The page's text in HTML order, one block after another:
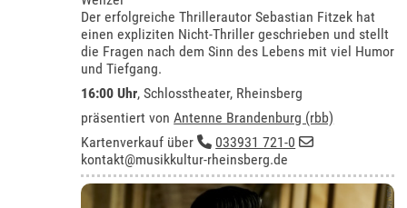
Der erfolgreiche Thrillerautor Sebastian Fitzek hat
einen expliziten Nicht-Thriller geschrieben und stellt
die Fragen nach dem Sinn des Lebens mit viel Humor
und Tiefgang.
16:00 Uhr,Schlosstheater, Rheinsberg
präsentiert vonAntenne Brandenburg (rbb)
Kartenverkauf über
033931 721-0
kontakt@musikkultur-rheinsberg.de